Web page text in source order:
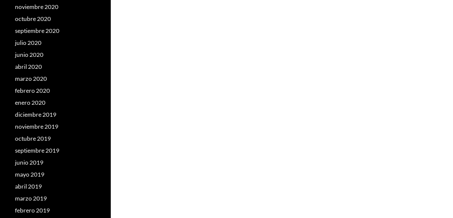
noviembre 2020
octubre 2020
septiembre 2020
julio 2020
junio 2020
abril 2020
marzo 2020
febrero 2020
enero 2020
diciembre 2019
noviembre 2019
octubre 2019
septiembre 2019
junio 2019
mayo 2019
abril 2019
marzo 2019
febrero 2019